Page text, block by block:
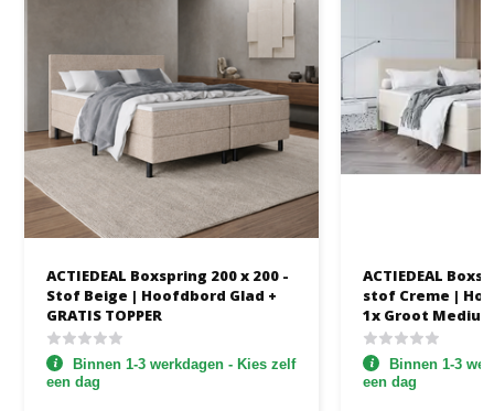
ACTIEDEAL Boxspring 200 x 200 -
Stof Beige | Hoofdbord Glad +
GRATIS TOPPER
Binnen 1-3 werkdagen - Kies zelf
een dag
ACTIEDEAL
stof Creme |
1x Groot
Binnen 1-3
een dag